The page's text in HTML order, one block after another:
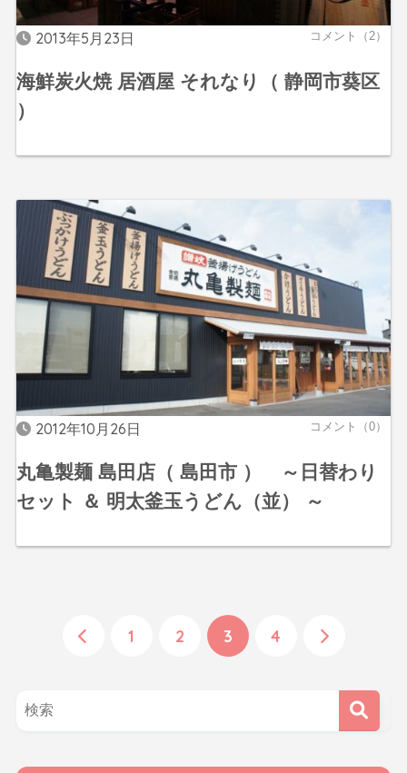
2013年5月23日 コメント（2）
海鮮炭火焼 居酒屋 それなり（ 静岡市葵区
）
2012年10月26日 コメント（0）
丸亀製麺 島田店（ 島田市 ） ～日替わり
セット ＆ 明太釜玉うどん（並） ～
1 2 3 4